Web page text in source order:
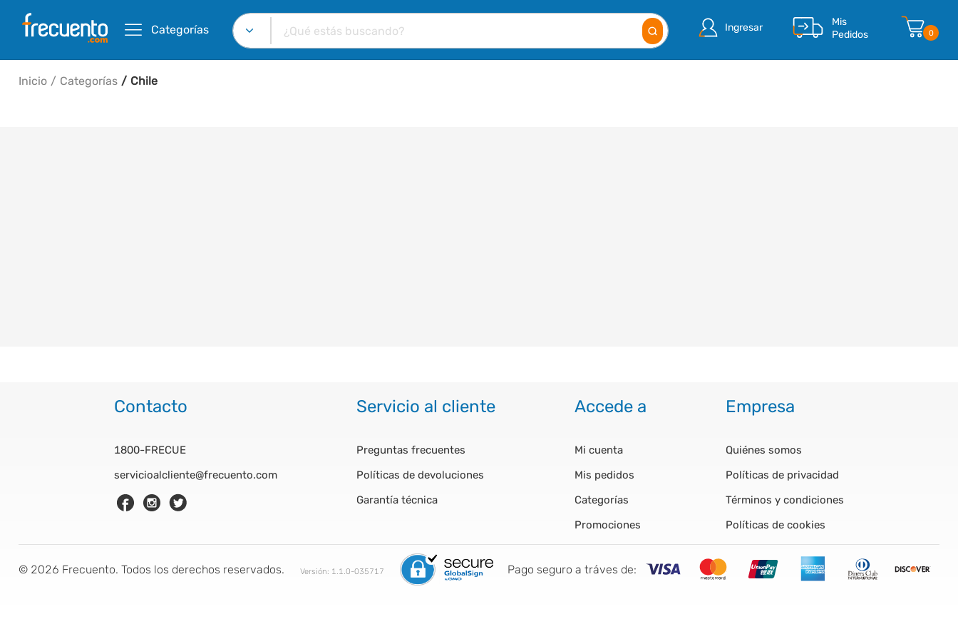
Categorías Ingresar
Mis
Pedidos
0
Inicio Categorías Chile
Contacto
1800-FRECUE
servicioalcliente@frecuento.com
Servicio al cliente
Preguntas frecuentes
Políticas de devoluciones
Garantía técnica
Accede a
Mi cuenta
Mis pedidos
Categorías
Promociones
Empresa
Quiénes somos
Políticas de privacidad
Términos y condiciones
Políticas de cookies
© 2026 Frecuento. Todos los derechos reservados. Versión: 1.1.0-035717 Pago seguro a tráves de: